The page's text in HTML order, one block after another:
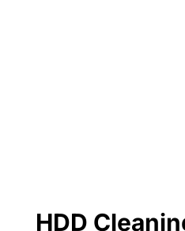
HDD